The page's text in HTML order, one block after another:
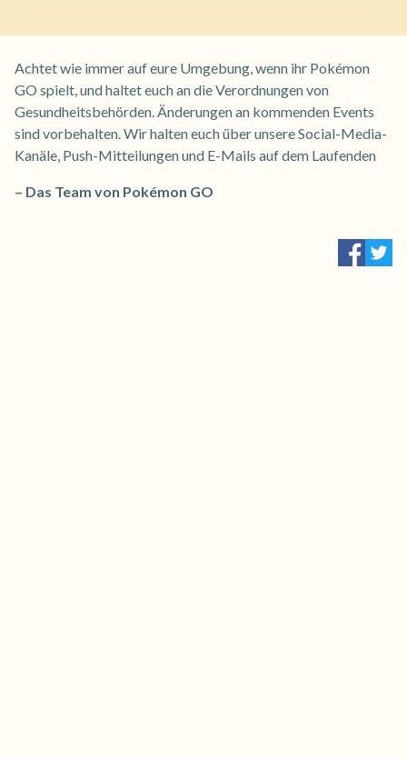
Achtet wie immer auf eure Umgebung, wenn ihr Pokémon
GO spielt, und haltet euch an die Verordnungen von
Gesundheitsbehörden. Änderungen an kommenden Events
sind vorbehalten. Wir halten euch über unsere Social-Media-
Kanäle, Push-Mitteilungen und E-Mails auf dem Laufenden
– Das Team von Pokémon GO